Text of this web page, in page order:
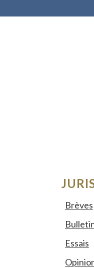
Brèves
Essais